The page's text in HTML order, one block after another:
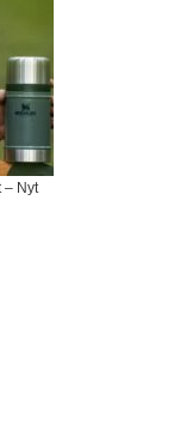
– Nyt